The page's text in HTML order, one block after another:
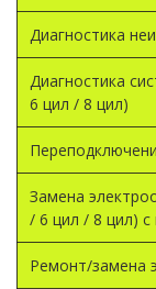
Диагностика
Диагностика
6 цил / 8 цил)
Замена
/ 6 цил / 8 цил) с
Ремонт/замена